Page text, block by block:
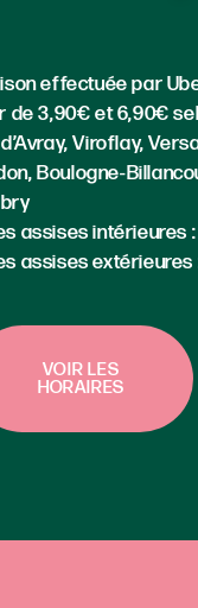
effectuée par
de 3,90€ et 6,90€
Viroflay,
Boulogne-
assises intérieures
assises extérieures
VOIR LES
HORAIRES